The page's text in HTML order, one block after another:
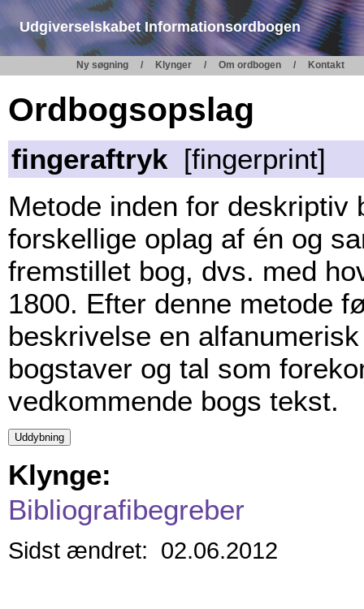
Udgiverselskabet Informationsordbogen
Ny søgning Klynger Om ordbogen Kontakt
Ordbogsopslag
fingeraftryk [fingerprint]
Metode inden for
forskellige oplag af én og
fremstillet bog, dvs. med
1800. Efter denne metode
beskrivelse en
bogstaver og tal som
vedkommende bogs tekst.
Klynge:
Bibliografibegreber
Sidst ændret: 02.06.2012